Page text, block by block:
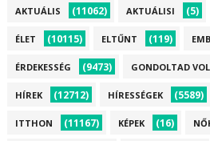
AKTUÁLIS (11062) AKTUÁLISI (5)
ÉLET (10115) ELTŰNT (119)
ÉRDEKESSÉG (9473) GONDOLTAD
HÍREK (12712) HÍRESSÉGEK (5589)
ITTHON (11167) KÉPEK (16)